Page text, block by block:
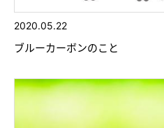
2020.05.22
ブルーカーボンのこと